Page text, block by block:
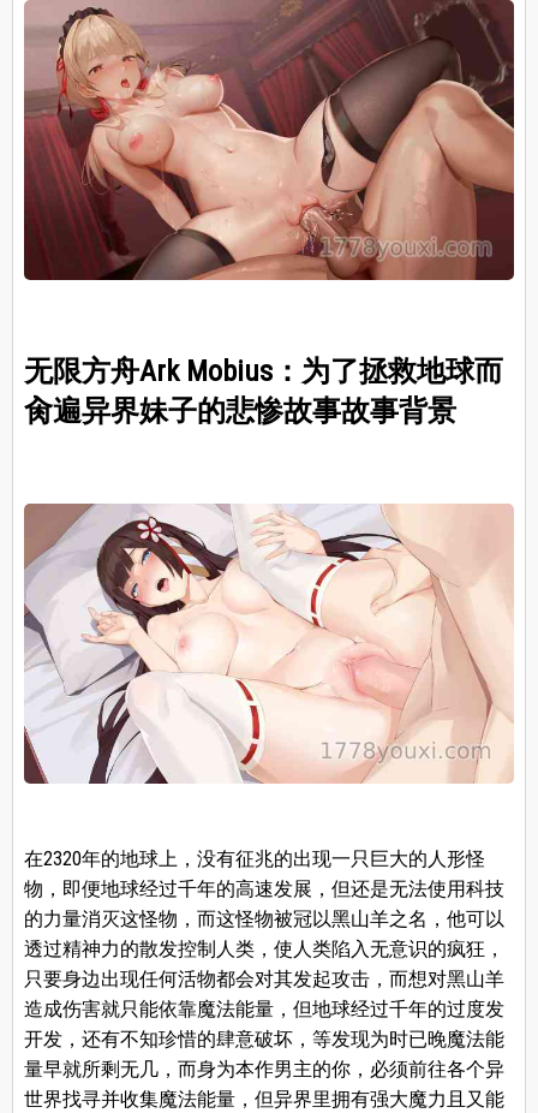
无限方舟Ark Mobius：为了拯救地球而
肏遍异界妹子的悲惨故事故事背景
在2320年的地球上，没有征兆的出现一只巨大的人形怪
物，即便地球经过千年的高速发展，但还是无法使用科技
的力量消灭这怪物，而这怪物被冠以黑山羊之名，他可以
透过精神力的散发控制人类，使人类陷入无意识的疯狂，
只要身边出现任何活物都会对其发起攻击，而想对黑山羊
造成伤害就只能依靠魔法能量，但地球经过千年的过度发
开发，还有不知珍惜的肆意破坏，等发现为时已晚魔法能
量早就所剩无几，而身为本作男主的你，必须前往各个异
世界找寻并收集魔法能量，但异界里拥有强大魔力且又能